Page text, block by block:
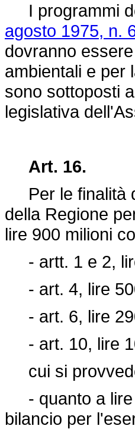
I programmi
agosto 1975, n.
dovranno
ambientali e per
sono sottoposti
legislativa
Art. 16.
Per le finalità
della Regione
lire 900 milioni
- artt. 1 e 2,
- art. 4, lire
- art. 6, lire
- art. 10, lire
cui si
- quanto a lire
bilancio per